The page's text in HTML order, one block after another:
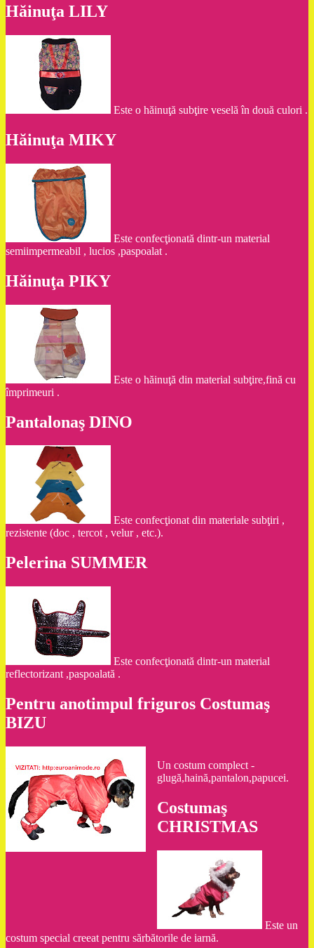
Hăinuţa LILY
Este o hăinuţă subţire veselă în două culori .
Hăinuţa MIKY
Este confecţionată dintr-un material
semiimpermeabil , lucios ,paspoalat .
Hăinuţa PIKY
Este o hăinuţă din material subţire,fină cu
împrimeuri .
Pantalonaş DINO
Este confecţionat din materiale subţiri ,
rezistente (doc , tercot , velur , etc.).
Pelerina SUMMER
Este confecţionată dintr-un material
reflectorizant ,paspoalată .
Pentru anotimpul friguros Costumaş
BIZU
Un costum complect -
glugă,haină,pantalon,papucei.
Costumaş
CHRISTMAS
Este un
costum special creeat pentru sărbătorile de iarnă.